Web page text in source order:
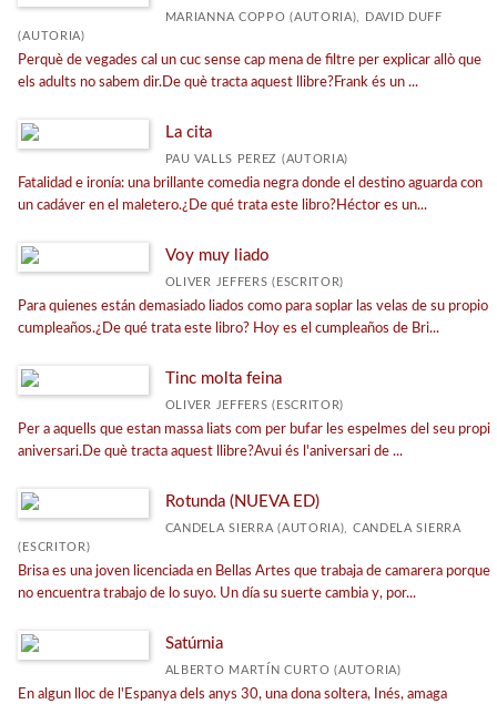
MARIANNA COPPO (AUTORIA), DAVID DUFF
(AUTORIA)
Perquè de vegades cal un cuc sense cap mena de filtre per explicar allò que
els adults no sabem dir.De què tracta aquest llibre?Frank és un ...
La cita
PAU VALLS PEREZ (AUTORIA)
Fatalidad e ironía: una brillante comedia negra donde el destino aguarda con
un cadáver en el maletero.¿De qué trata este libro?Héctor es un...
Voy muy liado
OLIVER JEFFERS (ESCRITOR)
Para quienes están demasiado liados como para soplar las velas de su propio
cumpleaños.¿De qué trata este libro? Hoy es el cumpleaños de Bri...
Tinc molta feina
OLIVER JEFFERS (ESCRITOR)
Per a aquells que estan massa liats com per bufar les espelmes del seu propi
aniversari.De què tracta aquest llibre?Avui és l'aniversari de ...
Rotunda (NUEVA ED)
CANDELA SIERRA (AUTORIA), CANDELA SIERRA
(ESCRITOR)
Brisa es una joven licenciada en Bellas Artes que trabaja de camarera porque
no encuentra trabajo de lo suyo. Un día su suerte cambia y, por...
Satúrnia
ALBERTO MARTÍN CURTO (AUTORIA)
En algun lloc de l'Espanya dels anys 30, una dona soltera, Inés, amaga